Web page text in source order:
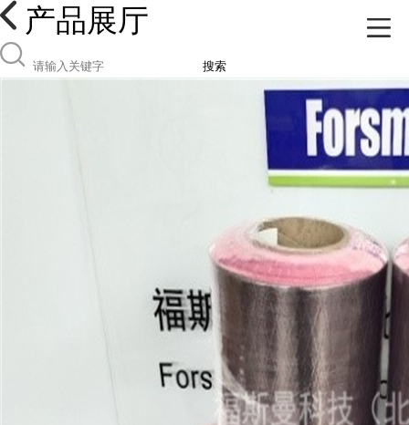
产品展厅
搜索